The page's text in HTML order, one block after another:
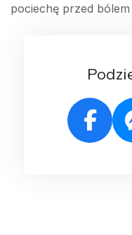
pociechę przed bólem